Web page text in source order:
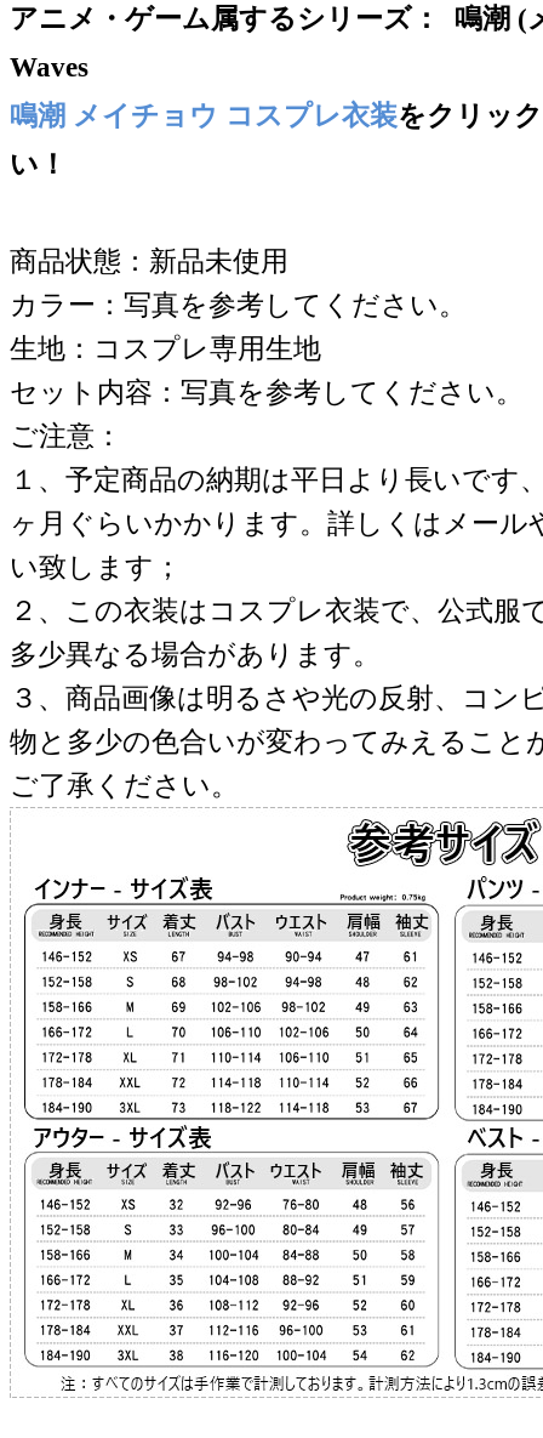
アニメ・ゲーム属するシリーズ： 鳴潮 (
Waves
鳴潮 メイチョウ コスプレ衣装をクリッ
い！
商品状態：新品未使用
カラー：写真を参考してください。
生地：コスプレ専用生地
セット内容：写真を参考してください。
ご注意：
１、予定商品の納期は平日より長いです
ヶ月ぐらいかかります。詳しくはメール
い致します；
２、この衣装はコスプレ衣装で、公式服
多少異なる場合があります。
３、商品画像は明るさや光の反射、コン
物と多少の色合いが変わってみえること
ご了承ください。